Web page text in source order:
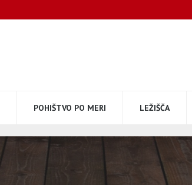
POHIŠTVO PO MERI LEŽIŠČA